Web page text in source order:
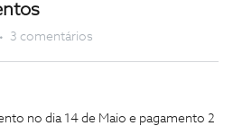
3 comentários
no dia 14 de Maio e pagamento 2